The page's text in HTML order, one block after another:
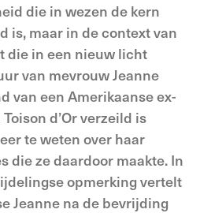
die in wezen de kern
is, maar in de context van
die in een nieuw licht
van mevrouw Jeanne
van een Amerikaanse ex-
d’Or verzeild is
te weten over haar
die ze daardoor maakte. In
opmerking vertelt
Jeanne na de bevrijding